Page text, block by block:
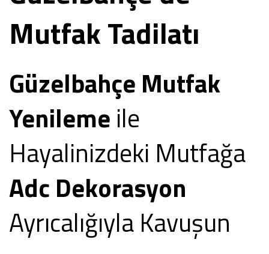
Mutfak Tadilatı
Güzelbahçe Mutfak
Yenileme ile
Hayalinizdeki Mutfağa
Adc Dekorasyon
Ayrıcalığıyla Kavuşun